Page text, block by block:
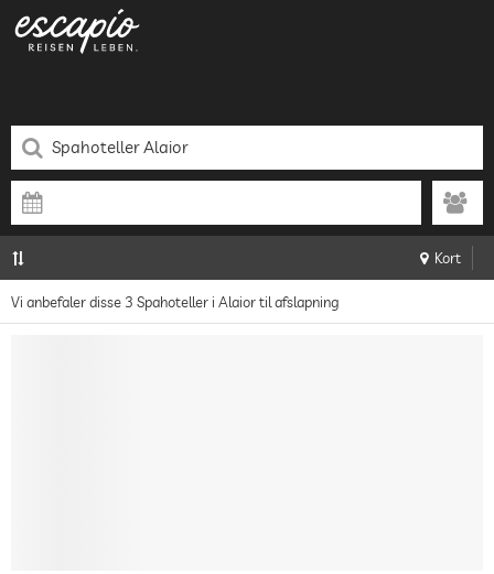
Kort
Vi anbefaler disse 3 Spahoteller i Alaior til afslapning